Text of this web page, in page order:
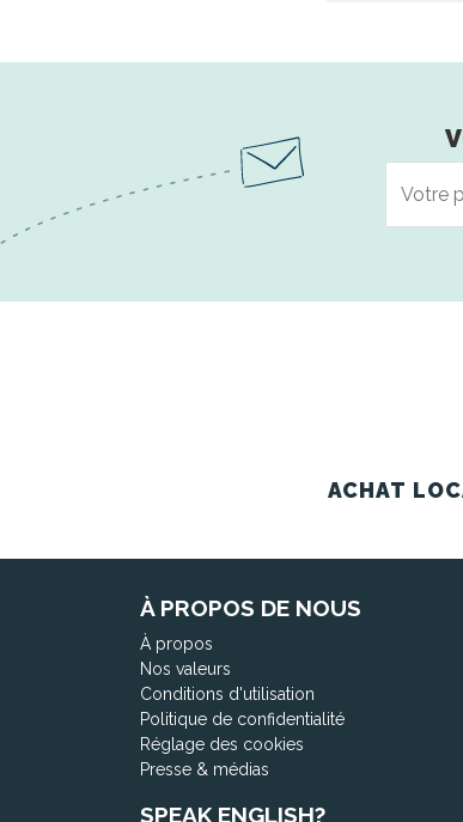
ACHAT
À PROPOS DE NOUS
À propos
Nos valeurs
Conditions d'utilisation
Politique de confidentialité
Réglage des cookies
Presse & médias
SPEAK ENGLISH?